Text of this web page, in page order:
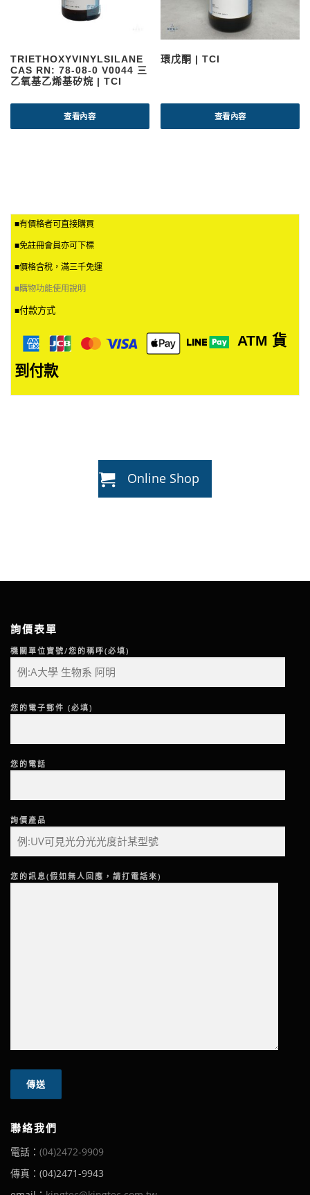
TRIETHOXYVINYLSILANE
CAS RN: 78-08-0 V0044 三
乙氧基乙烯基矽烷 | TCI
查看內容
環戊酮 | TCI
查看內容
■有價格者可直接購買
■免註冊會員亦可下標
■價格含稅，滿三千免運
■購物功能使用說明
■付款方式
ATM 貨
到付款
Online Shop
詢價表單
機關單位寶號/您的稱呼(必填)
您的電子郵件 (必填)
您的電話
詢價產品
您的訊息(假如無人回應，請打電話來)
聯絡我們
電話： (04)2472-9909
傳真：(04)2471-9943